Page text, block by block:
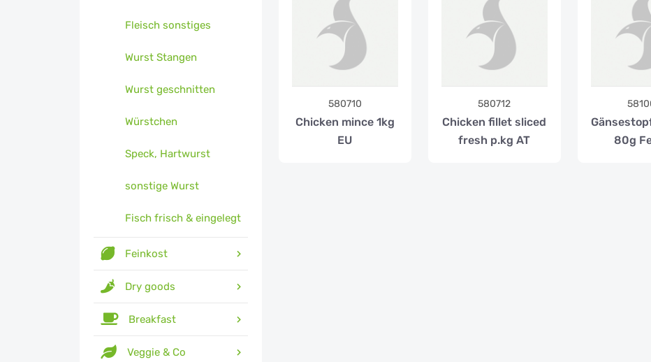
Fleisch sonstiges
Wurst Stangen
Wurst geschnitten
Würstchen
Speck, Hartwurst
sonstige Wurst
Fisch frisch & eingelegt
Feinkost
Dry goods
Breakfast
Veggie & Co
580710
Chicken mince 1kg
EU
580712
Chicken fillet sliced
fresh p.kg AT
80g